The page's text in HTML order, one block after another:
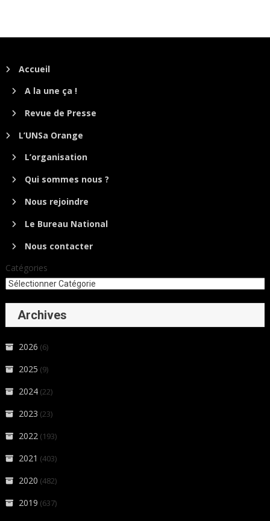
Accueil
A la une ça !
Revue de Presse
L’UNSa Orange
L’organisation
Qui sommes nous ?
Nous rejoindre
Le Bureau National
Nous contacter
Catégories
Archives
2026 (6)
2025 (9)
2024 (22)
2023 (23)
2022 (193)
2021 (403)
2020 (482)
2019 (637)